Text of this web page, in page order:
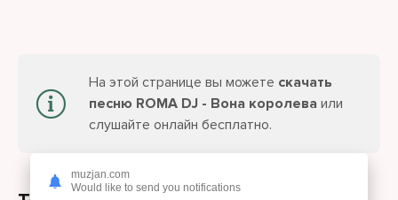
На этой странице вы можете скачать
песню ROMA DJ - Вона королева или
слушайте онлайн бесплатно.
muzjan.com
Would like to send you notifications